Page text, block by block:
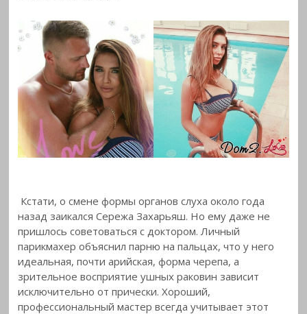
Кстати, о смене формы органов слуха около года
назад заикался Сережа Захарьяш. Но ему даже не
пришлось советоваться с доктором. Личный
парикмахер объяснил парню на пальцах, что у него
идеальная, почти арийская, форма черепа, а
зрительное восприятие ушных раковин зависит
исключительно от прически. Хороший,
профессиональный мастер всегда учитывает этот